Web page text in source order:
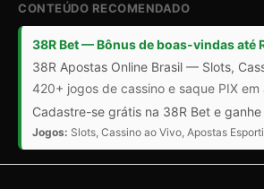
CONTEÚDO RECOMENDADO
38R Bet — Bônus de boas-vindas
38R Apostas Online Brasil — Slots,
420+ jogos de cassino e saque PIX
Cadastre-se grátis na 38R Bet e
Jogos: Slots, Cassino ao Vivo, Apostas